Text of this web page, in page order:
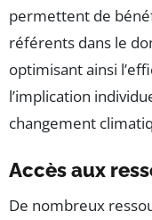
permettent de
référents dans le
optimisant ainsi
l’implication
changement
Accès aux
De nombreux